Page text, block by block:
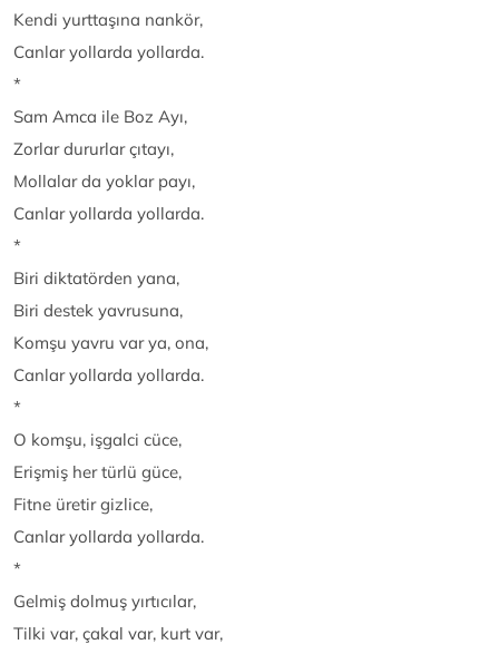
Kendi yurttaşına nankör,
Canlar yollarda yollarda.
*
Sam Amca ile Boz Ayı,
Zorlar dururlar çıtayı,
Mollalar da yoklar payı,
Canlar yollarda yollarda.
*
Biri diktatörden yana,
Biri destek yavrusuna,
Komşu yavru var ya, ona,
Canlar yollarda yollarda.
*
O komşu, işgalci cüce,
Erişmiş her türlü güce,
Fitne üretir gizlice,
Canlar yollarda yollarda.
*
Gelmiş dolmuş yırtıcılar,
Tilki var, çakal var, kurt var,